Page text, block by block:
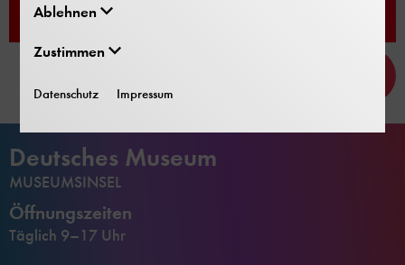
Play
Seite
nach
oben
Deutsches Museum
MUSEUMSINSEL
Öffnungszeiten
Täglich 9–17 Uhr
Ablehnen
Zustimmen
Datenschutz Impressum